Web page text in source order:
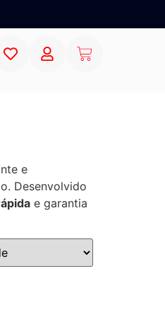
e
Desenvolvido
e garantia